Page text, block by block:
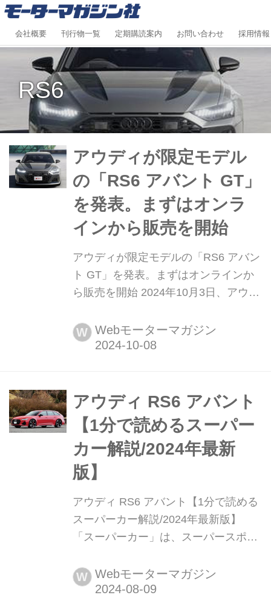
会社概要 刊行物一覧 定期購読案内 お問い合わせ 採用情報
RS6
アウディが限定モデル
の「RS6 アバント GT」
を発表。まずはオンラ
インから販売を開始
アウディが限定モデルの「RS6 アバン
ト GT」を発表。まずはオンラインか
ら販売を開始 2024年10月3日、アウデ
ディアム セグメントの究極のスポーツ
グレード「RS6 アバント GT」を日本
W Webモーターマガジン
アウディ RS6 アバント
【1分で読めるスーパー
カー解説/2024年最新
版】
アウディ RS6 アバント【1分で読める
スーパーカー解説/2024年最新版】
「スーパーカー」は、スーパースポー
ば、「夢を与えてくれるような存在」
だ。ここでは、国内外のそんな魅力あ
W Webモーターマガジン